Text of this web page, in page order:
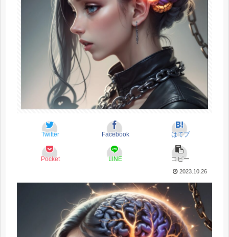
Twitter Facebook はてブ
Pocket LINE コピー
2023.10.26